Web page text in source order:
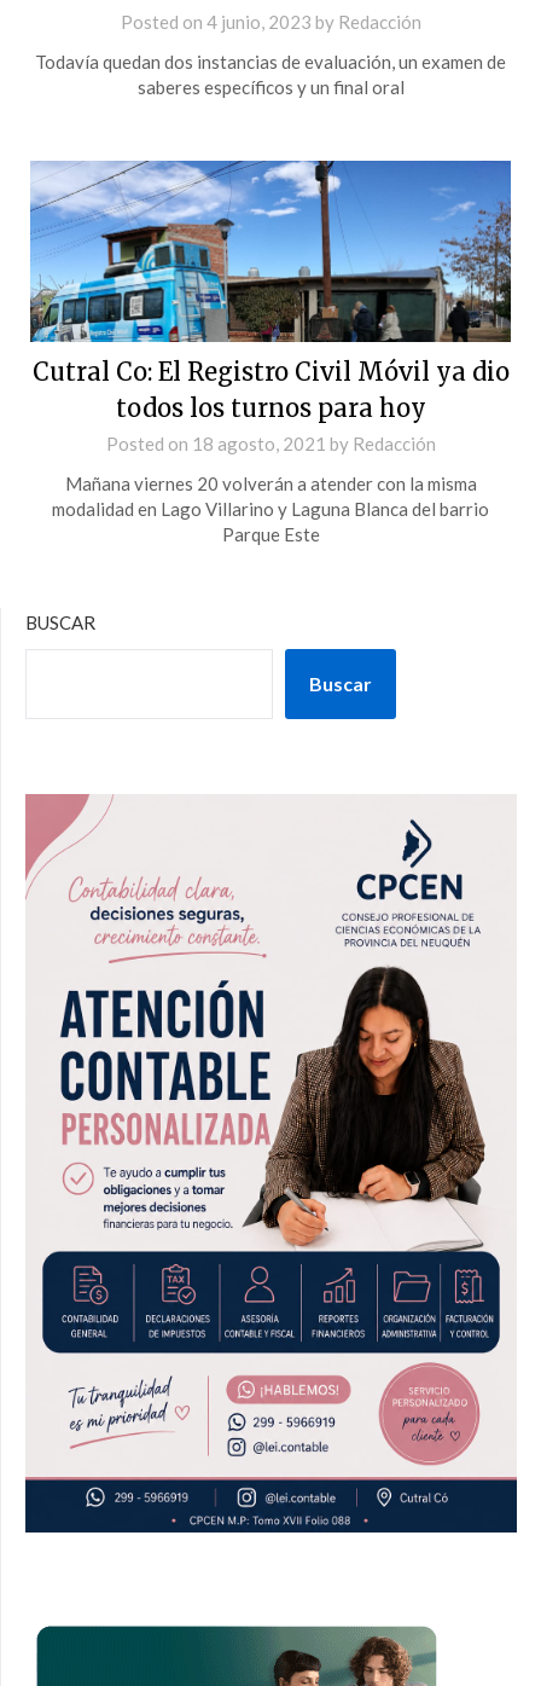
Posted on 4 junio, 2023 by Redacción
Todavía quedan dos instancias de evaluación, un examen de
saberes específicos y un final oral
Cutral Co: El Registro Civil Móvil ya dio
todos los turnos para hoy
Posted on 18 agosto, 2021 by Redacción
Mañana viernes 20 volverán a atender con la misma
modalidad en Lago Villarino y Laguna Blanca del barrio
Parque Este
BUSCAR
Buscar